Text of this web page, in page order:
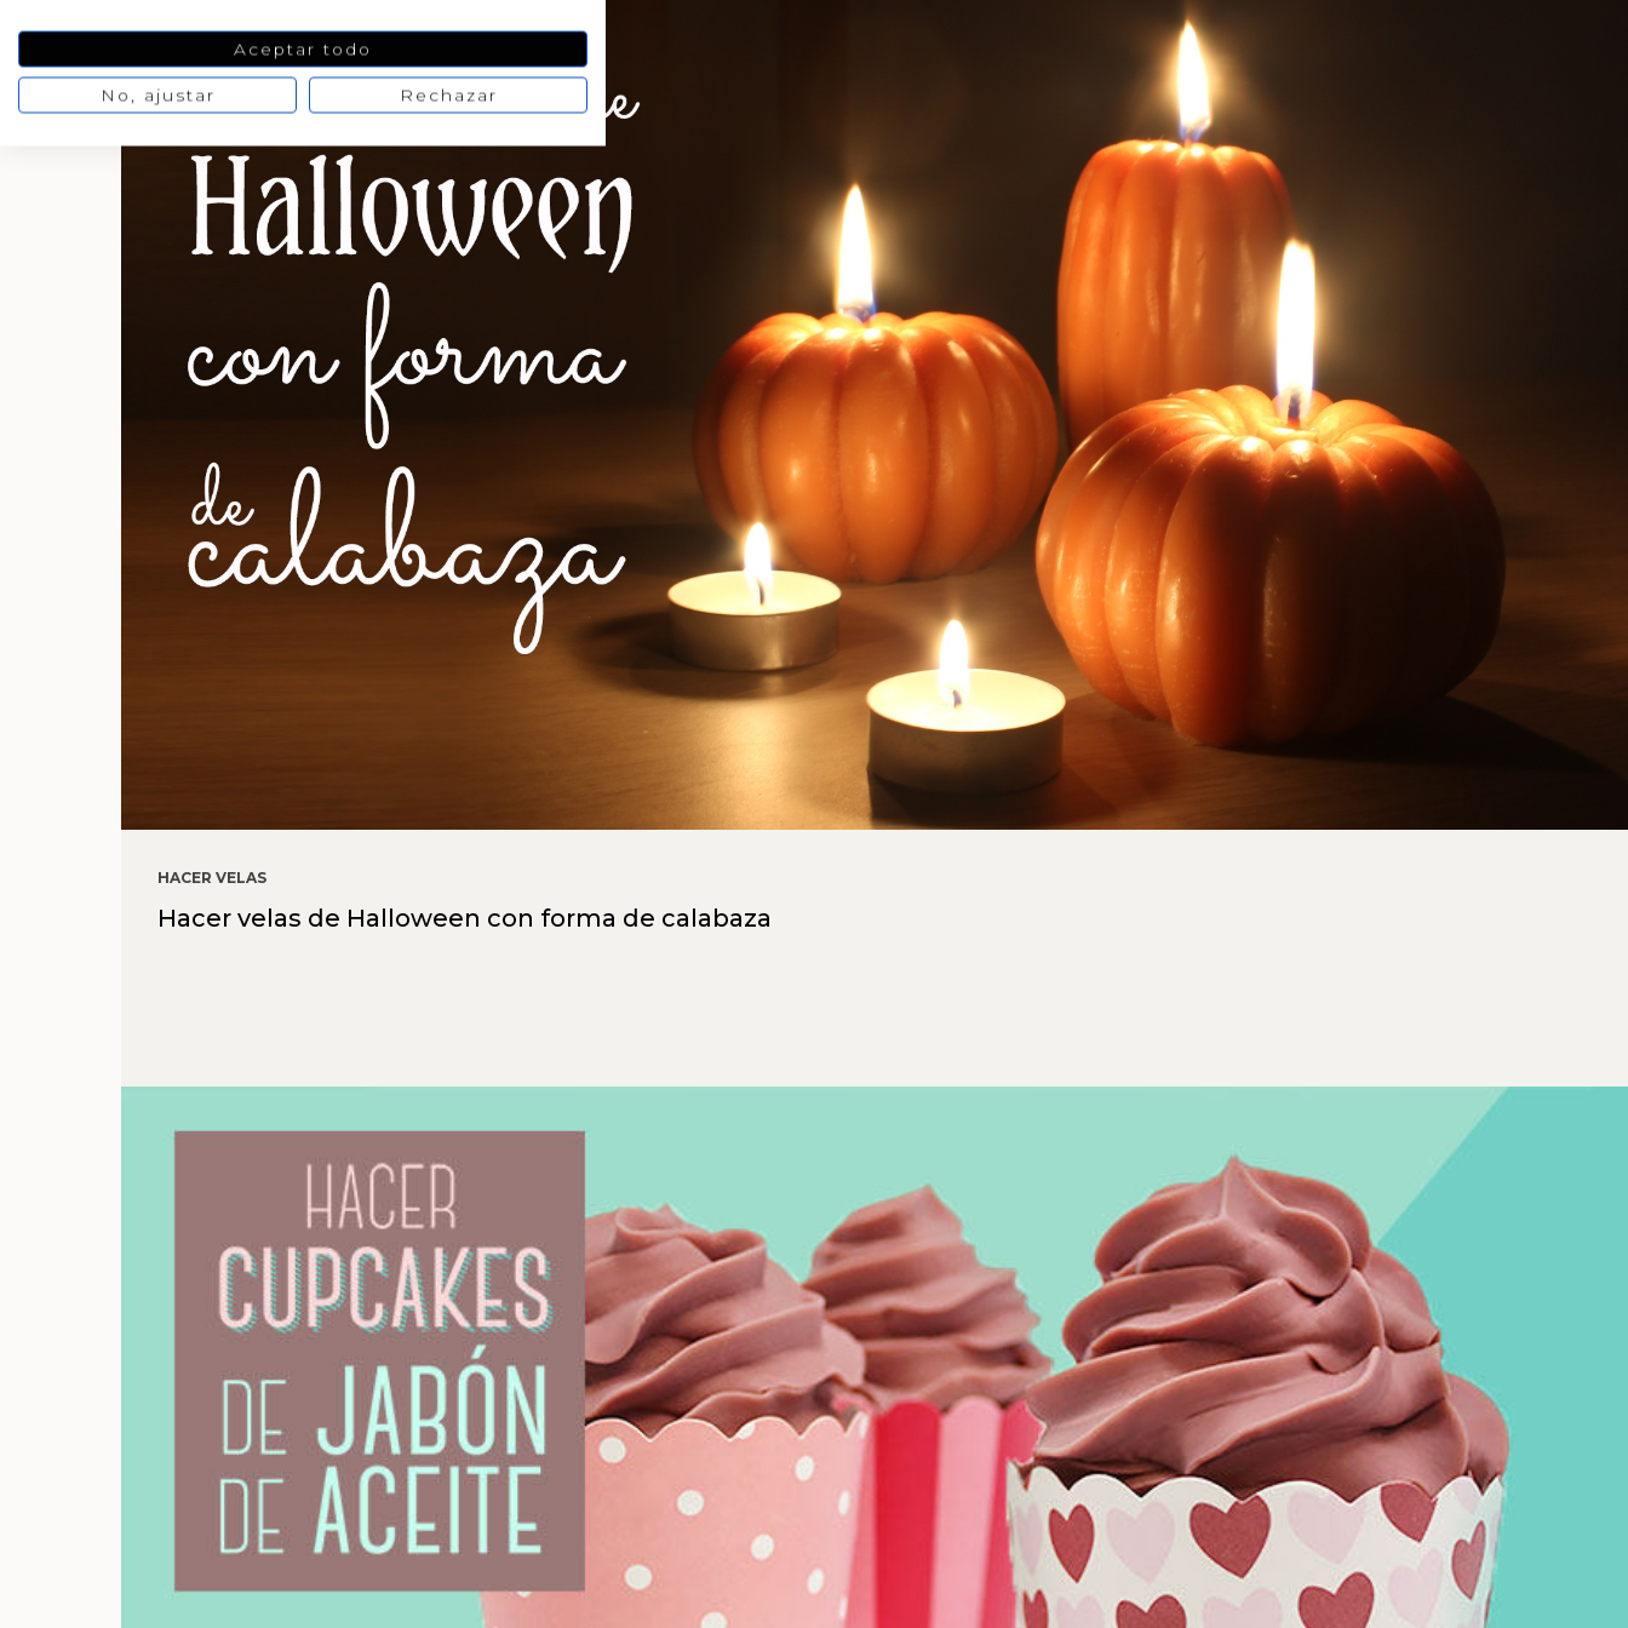
HACER VELAS
Hacer velas de Halloween con forma de calabaza
Aceptar todo
No, ajustar Rechazar